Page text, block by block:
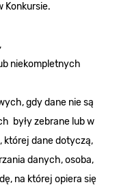
Konkursie.
niekompletnych
gdy dane nie są
były zebrane lub w
której dane dotyczą,
danych, osoba,
na której opiera się